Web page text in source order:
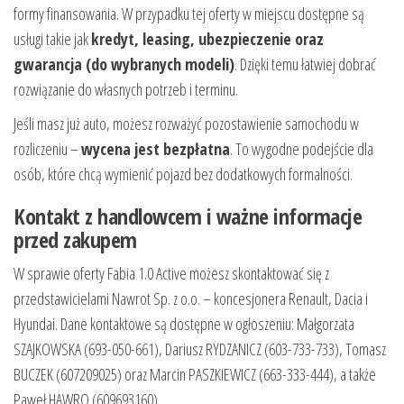
formy finansowania. W przypadku tej oferty w miejscu dostępne są
usługi takie jakkredyt, leasing, ubezpieczenie oraz
gwarancja (do wybranych modeli). Dzięki temu łatwiej dobrać
rozwiązanie do własnych potrzeb i terminu.
Jeśli masz już auto, możesz rozważyć pozostawienie samochodu w
rozliczeniu –wycena jest bezpłatna. To wygodne podejście dla
osób, które chcą wymienić pojazd bez dodatkowych formalności.
Kontakt z handlowcem i ważne informacje
przed zakupem
W sprawie oferty Fabia 1.0 Active możesz skontaktować się z
przedstawicielami Nawrot Sp. z o.o. – koncesjonera Renault, Dacia i
Hyundai. Dane kontaktowe są dostępne w ogłoszeniu: Małgorzata
SZAJKOWSKA (693-050-661), Dariusz RYDZANICZ (603-733-733), Tomasz
BUCZEK (607209025) oraz Marcin PASZKIEWICZ (663-333-444), a także
Paweł HAWRO (609693160).